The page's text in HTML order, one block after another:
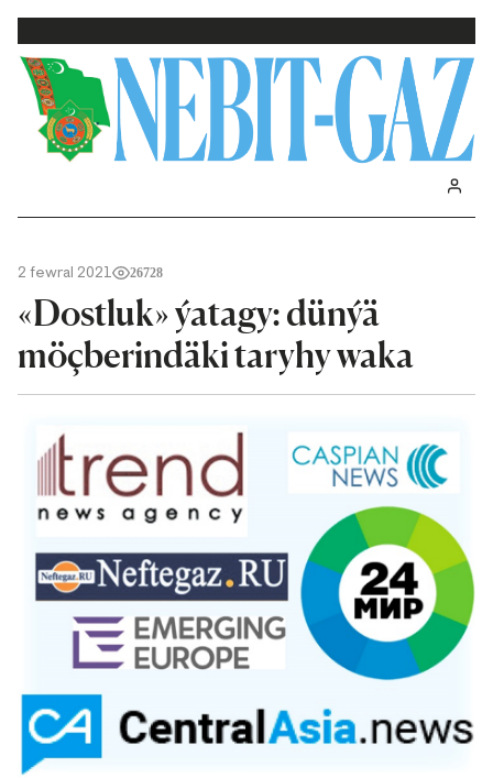
2 fewral 2021 26728
«Dostluk» ýatagy: dünýä
möçberindäki taryhy waka